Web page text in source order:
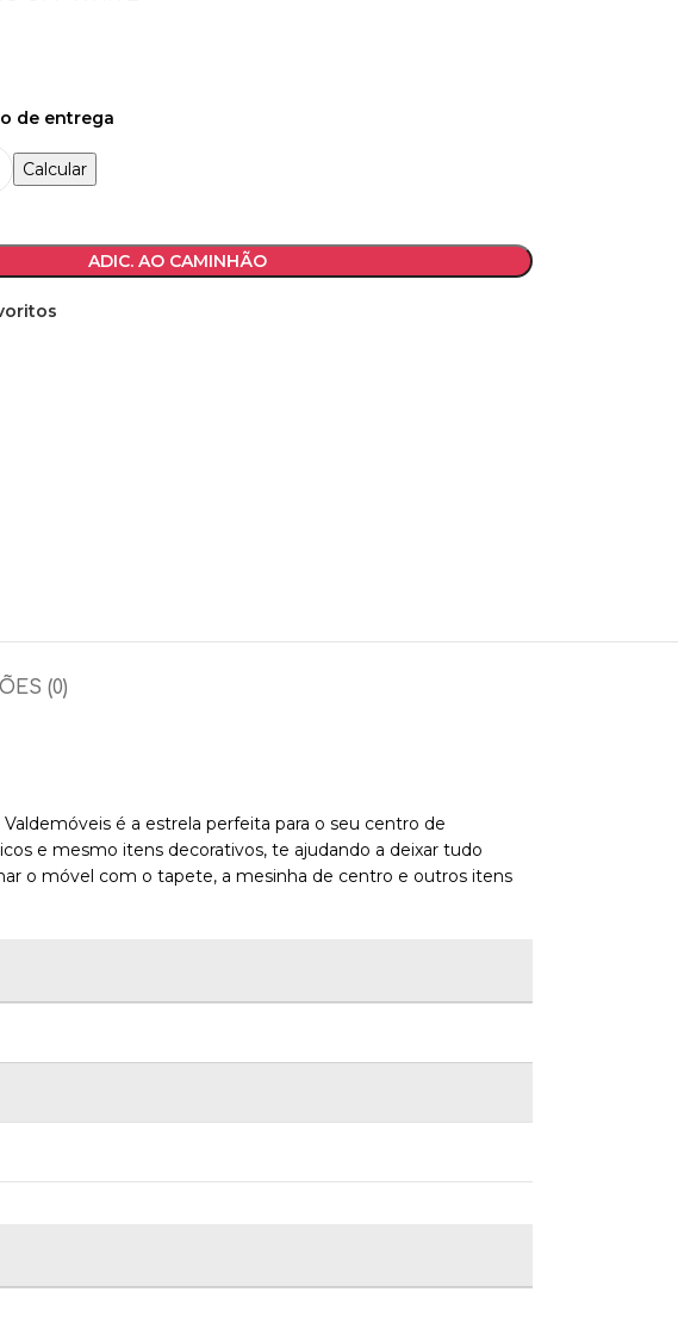
de entrega
Calcular
ADIC. AO CAMINHÃO
(0)
é a estrela perfeita para o seu centro de
e mesmo itens decorativos, te ajudando a deixar tudo
o móvel com o tapete, a mesinha de centro e outros itens